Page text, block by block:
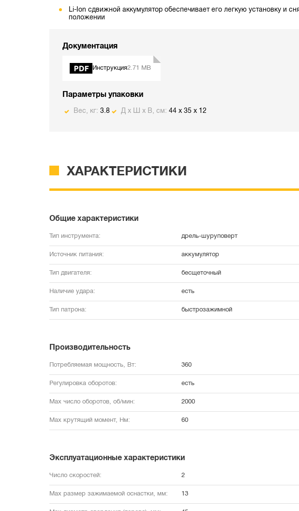
Li-Ion сдвижной аккумулятор обеспечивает его легкую установку и
положении
Документация
Инструкция2.71 MB
Параметры упаковки
Вес, кг: 3.8 Д х Ш х В, см: 44 x 35 x 12
ХАРАКТЕРИСТИКИ
Общие характеристики
Тип инструмента: дрель-шуруповерт
Источник питания: аккумулятор
Тип двигателя: бесщеточный
Наличие удара: есть
Тип патрона: быстрозажимной
Производительность
Потребляемая мощность, Вт: 360
Регулировка оборотов: есть
Max число оборотов, об/мин: 2000
Max крутящий момент, Нм: 60
Эксплуатационные характеристики
Число скоростей: 2
Max размер зажимаемой оснастки, мм: 13